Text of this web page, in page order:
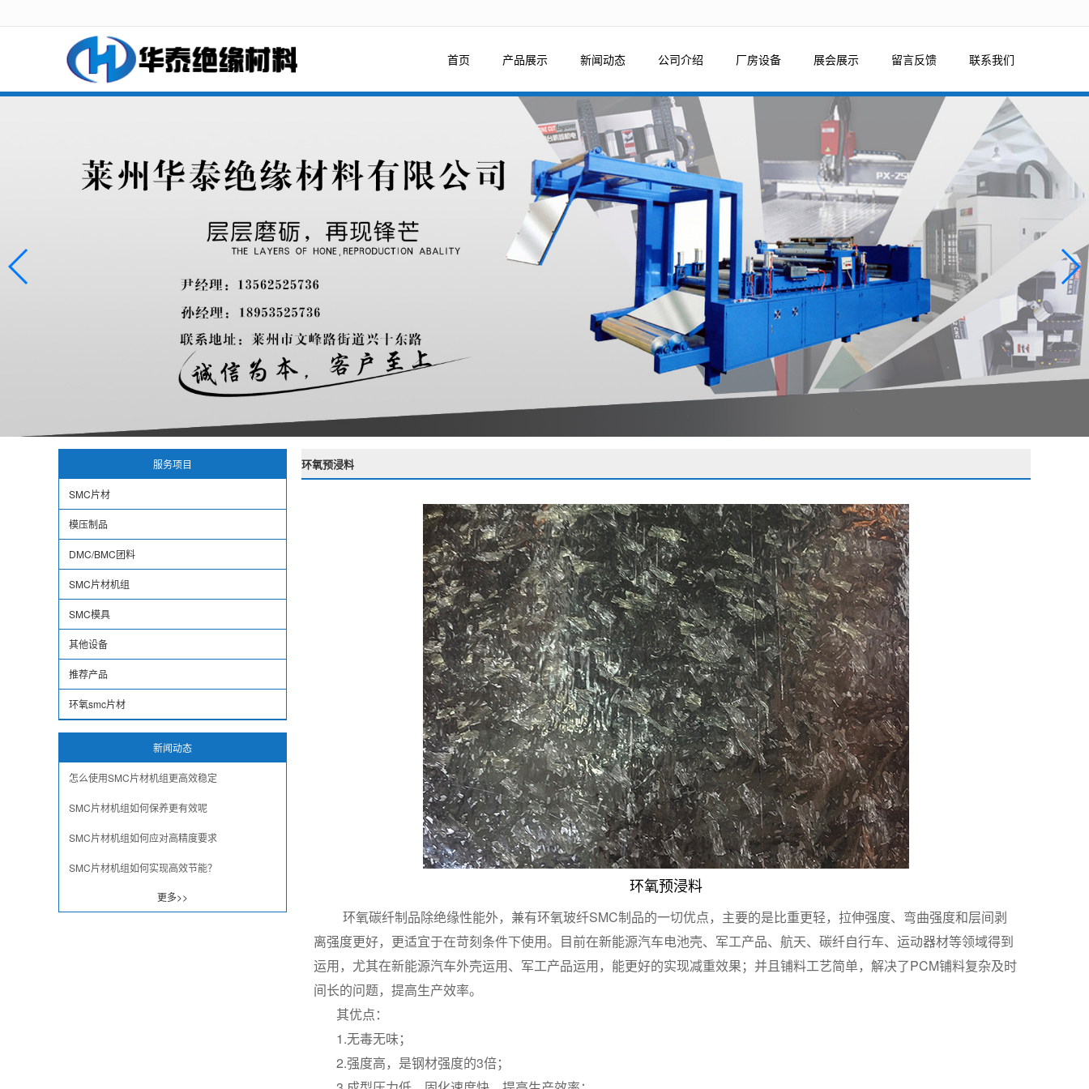
首页 产品展示 新闻动态 公司介绍 厂房设备 展会展示 留言反馈 联系我们
环氧预浸料
环氧预浸料
环氧碳纤制品除绝缘性能外，兼有环氧玻纤SMC制品的一切优点，主要的是比重更轻，拉伸强度、弯曲强度和层间剥
离强度更好，更适宜于在苛刻条件下使用。目前在新能源汽车电池壳、军工产品、航天、碳纤自行车、运动器材等领域得到
运用，尤其在新能源汽车外壳运用、军工产品运用，能更好的实现减重效果；并且铺料工艺简单，解决了PCM铺料复杂及时
间长的问题，提高生产效率。
其优点：
1.无毒无味；
2.强度高，是钢材强度的3倍；
服务项目
SMC片材
模压制品
DMC/BMC团料
SMC片材机组
SMC模具
其他设备
推荐产品
环氧smc片材
新闻动态
怎么使用SMC片材机组更高效稳定
SMC片材机组如何保养更有效呢
SMC片材机组如何应对高精度要求
SMC片材机组如何实现高效节能？
更多>>